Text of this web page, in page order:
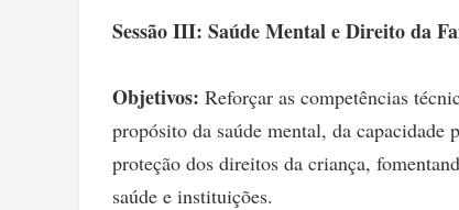
Sessão III: Saúde Mental e Direito da
Objetivos: Reforçar as competências
propósito da saúde mental, da capacidade
proteção dos direitos da criança,
saúde e instituições.